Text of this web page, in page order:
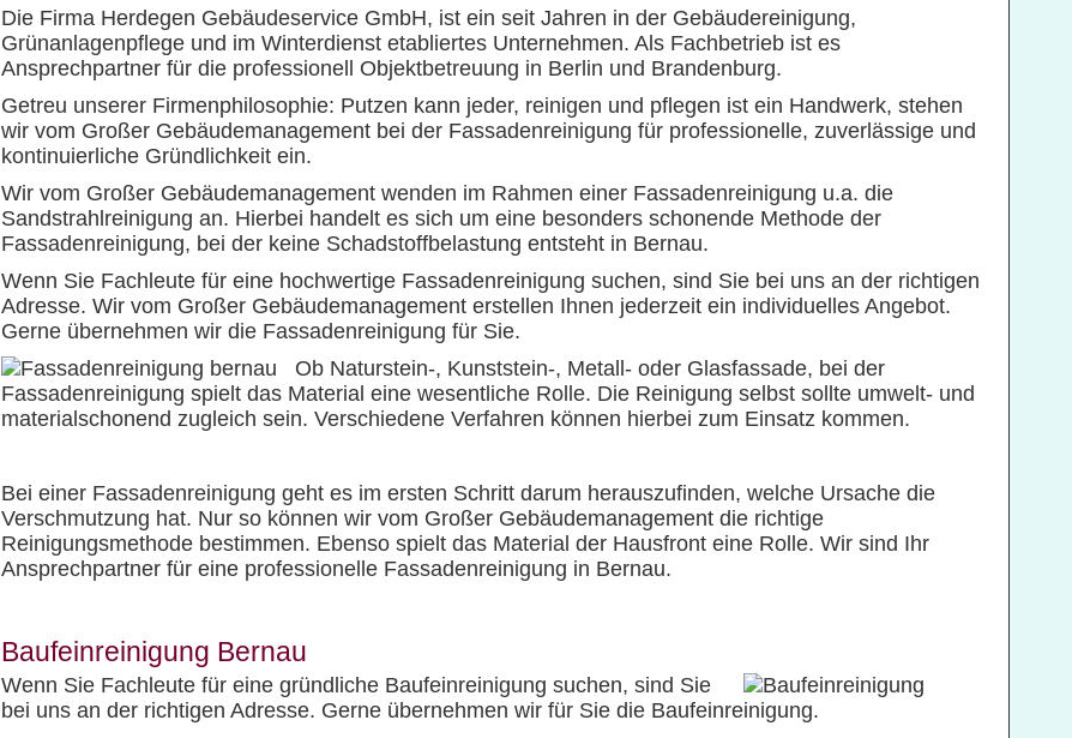
Die Firma Herdegen Gebäudeservice GmbH, ist ein seit Jahren in der Gebäudereinigung,
Grünanlagenpflege und im Winterdienst etabliertes Unternehmen. Als Fachbetrieb ist es
Ansprechpartner für die professionell Objektbetreuung in Berlin und Brandenburg.
Getreu unserer Firmenphilosophie: Putzen kann jeder, reinigen und pflegen ist ein Handwerk, stehen
wir vom Großer Gebäudemanagement bei der Fassadenreinigung für professionelle, zuverlässige und
kontinuierliche Gründlichkeit ein.
Wir vom Großer Gebäudemanagement wenden im Rahmen einer Fassadenreinigung u.a. die
Sandstrahlreinigung an. Hierbei handelt es sich um eine besonders schonende Methode der
Fassadenreinigung, bei der keine Schadstoffbelastung entsteht in Bernau.
Wenn Sie Fachleute für eine hochwertige Fassadenreinigung suchen, sind Sie bei uns an der richtigen
Adresse. Wir vom Großer Gebäudemanagement erstellen Ihnen jederzeit ein individuelles Angebot.
Gerne übernehmen wir die Fassadenreinigung für Sie.
Ob Naturstein-, Kunststein-, Metall- oder Glasfassade, bei der
Fassadenreinigung spielt das Material eine wesentliche Rolle. Die Reinigung selbst sollte umwelt- und
materialschonend zugleich sein. Verschiedene Verfahren können hierbei zum Einsatz kommen.
Bei einer Fassadenreinigung geht es im ersten Schritt darum herauszufinden, welche Ursache die
Verschmutzung hat. Nur so können wir vom Großer Gebäudemanagement die richtige
Reinigungsmethode bestimmen. Ebenso spielt das Material der Hausfront eine Rolle. Wir sind Ihr
Ansprechpartner für eine professionelle Fassadenreinigung in Bernau.
Baufeinreinigung Bernau
Wenn Sie Fachleute für eine gründliche Baufeinreinigung suchen, sind Sie
bei uns an der richtigen Adresse. Gerne übernehmen wir für Sie die Baufeinreinigung.